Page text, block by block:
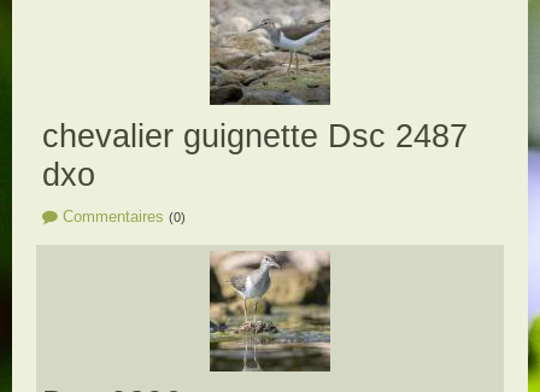
chevalier guignette Dsc 2487
dxo
Commentaires (0)